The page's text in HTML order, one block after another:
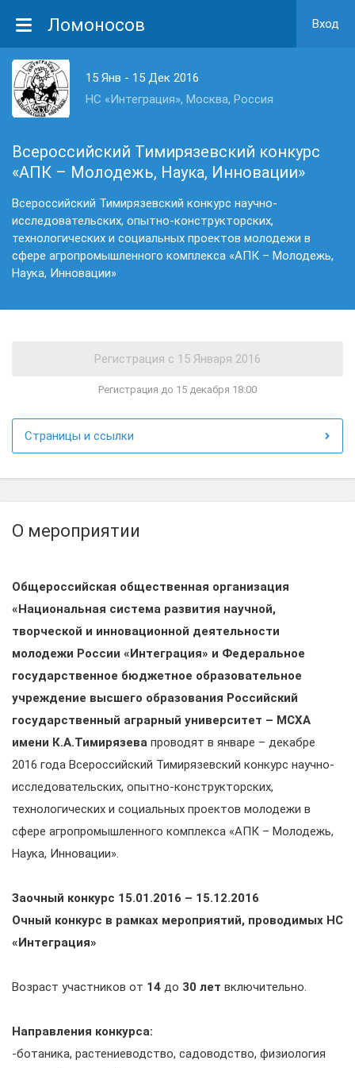
Ломоносов Вход
15 Янв - 15 Дек 2016
НС «Интеграция», Москва, Россия
Всероссийский Тимирязевский конкурс
«АПК – Молодежь, Наука, Инновации»
Всероссийский Тимирязевский конкурс научно-
исследовательских, опытно-конструкторских,
технологических и социальных проектов молодежи в
сфере агропромышленного комплекса «АПК – Молодежь,
Наука, Инновации»
Регистрация до 15 декабря 18:00
Страницы и ссылки
О мероприятии
Общероссийская общественная организация
«Национальная система развития научной,
творческой и инновационной деятельности
молодежи России «Интеграция» и Федеральное
государственное бюджетное образовательное
учреждение высшего образования Российский
государственный аграрный университет – МСХА
имени К.А.Тимирязева проводят в январе – декабре
2016 года Всероссийский Тимирязевский конкурс научно-
исследовательских, опытно-конструкторских,
технологических и социальных проектов молодежи в
сфере агропромышленного комплекса «АПК – Молодежь,
Наука, Инновации».
Заочный конкурс 15.01.2016 – 15.12.2016
Очный конкурс в рамках мероприятий, проводимых НС
«Интеграция»
Возраст участников от 14 до 30 лет включительно.
Направления конкурса:
-ботаника, растениеводство, садоводство, физиология